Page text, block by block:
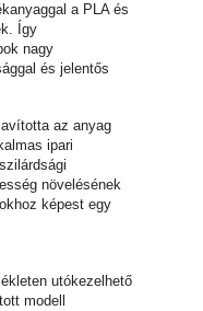
a PLA és
Így
nagy
és jelentős
az anyag
ipari
növelésének
képest egy
utókezelhető
modell